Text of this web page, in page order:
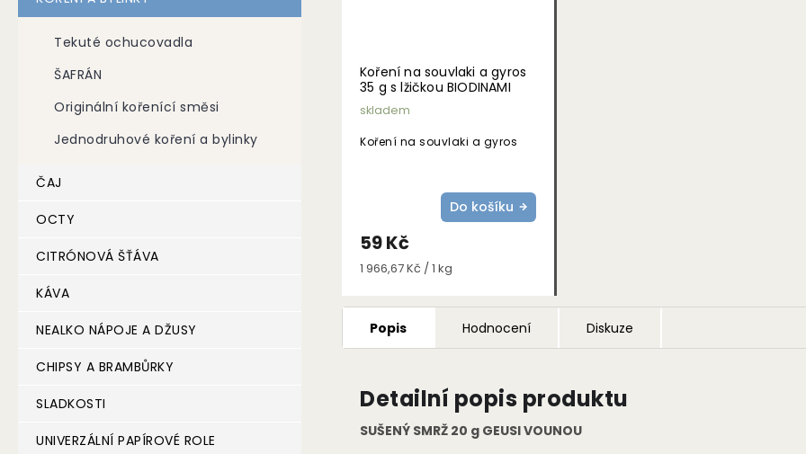
Tekuté ochucovadla
ŠAFRÁN
Originální kořenící směsi
Jednodruhové koření a bylinky
ČAJ
OCTY
CITRÓNOVÁ ŠŤÁVA
KÁVA
NEALKO NÁPOJE A DŽUSY
CHIPSY A BRAMBŮRKY
SLADKOSTI
UNIVERZÁLNÍ PAPÍROVÉ ROLE
Koření na souvlaki a gyros
35 g s lžičkou BIODINAMI
skladem
59 Kč
Měrná
1 966,67 Kč / 1 kg
Do košíku
Koření na souvlaki a gyros
Popis Hodnocení Diskuze
Detailní popis produktu
SUŠENÝ SMRŽ 20 g GEUSI VOUNOU